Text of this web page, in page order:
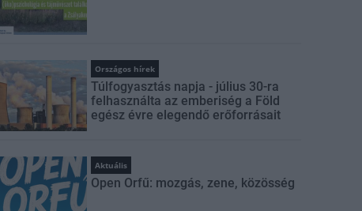
Országos hírek
Túlfogyasztás napja - július 30-ra
felhasználta az emberiség a Föld
egész évre elegendő erőforrásait
Aktuális
Open Orfű: mozgás, zene, közösség